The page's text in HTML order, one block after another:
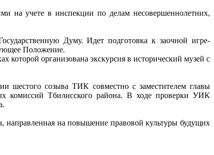
на учете в инспекции по делам несовершеннолетних,
Думу. Идет подготовка к заочной игре-
Положение.
которой организована экскурсия в исторический музей с
шестого созыва ТИК совместно с заместителем главы
комиссий Тбилисского района. В ходе проверки УИК
направленная на повышение правовой культуры будущих